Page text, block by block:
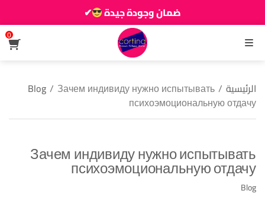
ضمان وجودة جيدة
✔
زين دارك يزيانو حوالك
القائمة
0
الرئيسية /
Blog / Зачем индивиду нужно испытывать
психоэмоциональную отдачу
Зачем индивиду нужно испытывать
психоэмоциональную отдачу
Blog